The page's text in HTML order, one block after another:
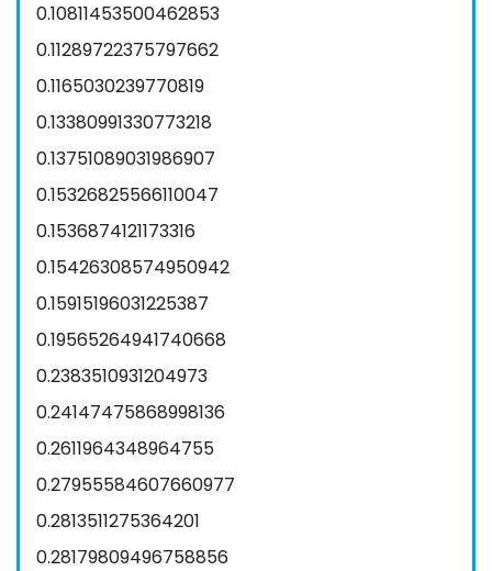
0.10811453500462853
0.11289722375797662
0.1165030239770819
0.13380991330773218
0.13751089031986907
0.15326825566110047
0.1536874121173316
0.15426308574950942
0.15915196031225387
0.19565264941740668
0.2383510931204973
0.24147475868998136
0.2611964348964755
0.27955584607660977
0.2813511275364201
0.28179809496758856